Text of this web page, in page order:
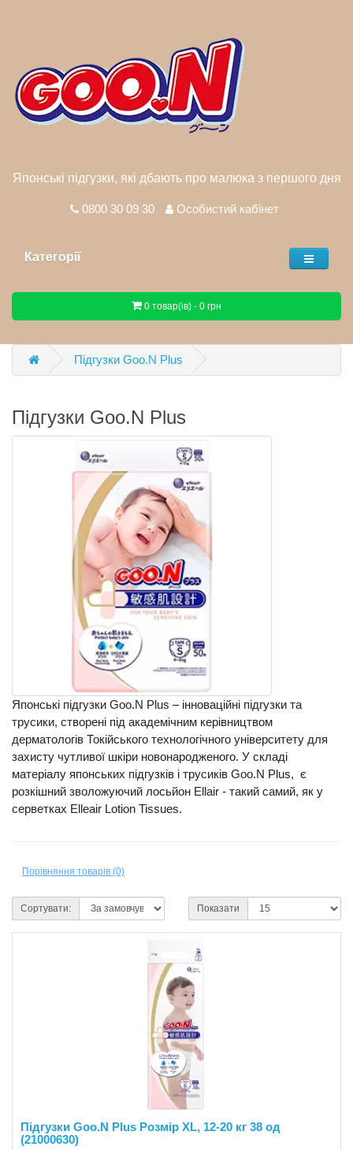
Японські підгузки, які дбають про малюка з першого дня
0800 30 09 30 Особистий кабінет
Категорії
0 товар(ів) - 0 грн
Підгузки Goo.N Plus
Підгузки Goo.N Plus
Японські підгузки Goo.N Plus – інноваційні підгузки та
трусики, створені під академічним керівництвом
дерматологів Токійського технологічного університету для
захисту чутливої шкіри новонародженого. У складі
матеріалу японських підгузків і трусиків Goo.N Plus, є
розкішний зволожуючий лосьйон Ellair - такий самий, як у
серветках Elleair Lotion Tissues.
Порівняння товарів (0)
Сортувати: Показати
Підгузки Goo.N Plus Розмір XL, 12-20 кг 38 од
(21000630)